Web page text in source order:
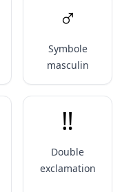
♂️
Symbole
masculin
‼️
Double
exclamation